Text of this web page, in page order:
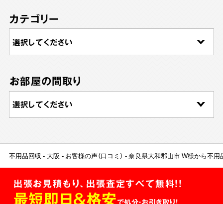
カテゴリー
お部屋の間取り
不用品回収 大阪 お客様の声（口コミ） 奈良県大和郡山市 W様から不
出張お見積もり、出張査定すべて無料!!
最短即日＆格安